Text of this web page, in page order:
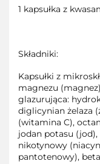
1 kapsułka z
Składniki:
Kapsułki z
magnezu
glazurująca:
diglicynian żelaza
(witamina C),
jodan potasu
nikotynowy
pantotenowy),